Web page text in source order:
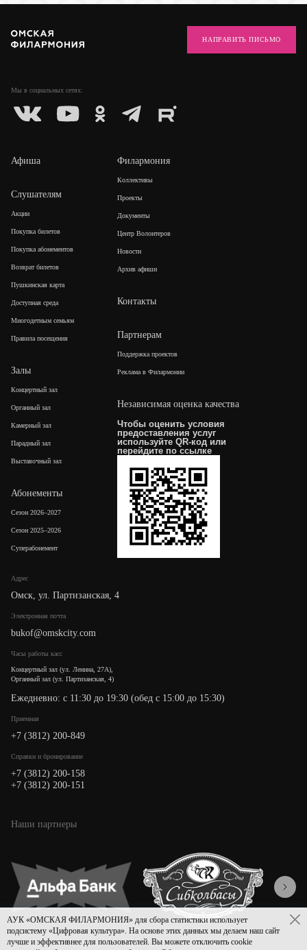
Мы в социальных сетях:
НАПРАВИТЬ ПИСЬМО
Адрес
Омск, ул. Партизанская, 4
Электронная почта
bukof@omskcity.com
Часы работы касс
Концертный зал (ул. Ленина, 27А),
Органный зал (ул. Партизанская, 4)
Ежедневно: с 11:30 до 19:30 (обед с 15:00 до 15:30)
Приемная
+7 (3812) 200-849
Cправки и бронирование
+7 (3812) 200-158
+7 (3812) 200-151
Афиша
Слушателям
Акции
Покупка билетов
Покупка абонементов
Возврат билетов
Пушкинская карта
Доступная среда
Многодетным семьям
Правила посещения
Залы
Концертный зал
Органный зал
Камерный зал
Парадный зал
Выставочный зал
Абонементы
Сезон 2026–2027
Сезон 2025–2026
Суперабонемент
Филармония
Коллективы
Проекты
Документы
Центр Волонтеров
Новости
Архив афиши
Контакты
Партнерам
Поддержка проектов
Реклама в Филармонии
Независимая оценка качества
Чтобы оценить условия
предоставления услуг
используйте QR-код или
перейдите по ссылке
Наши партнеры
АУК «ОМСКАЯ ФИЛАРМОНИЯ» для сбора статистики использует
подсистему «Цифровая культура». На основе этих данных мы делаем наш сайт
лучше и эффективнее для пользователей. Вы можете отключить cookie